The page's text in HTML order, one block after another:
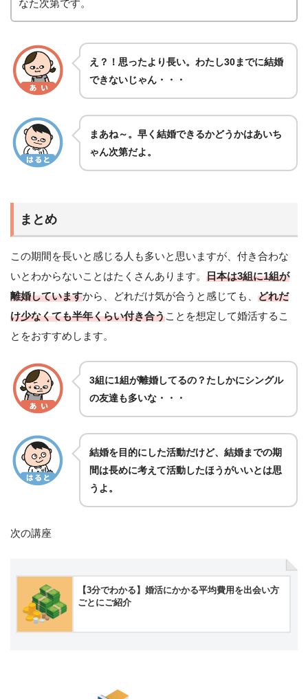
なた次第です。
え？！思ったより長い。わたし30までに結婚
できないじゃん・・・
まあね～。早く結婚できるかどうかはあいち
ゃん次第だよ。
まとめ
この期間を長いと感じる人も多いと思いますが、付き合わな
いとわからないことはたくさんあります。 日本は3組に1組が
離婚していますから、どれだけ気が合うと感じても、 どれだ
け少なくても半年くらい付き合うことを想定して婚活するこ
とをおすすめします。
3組に1組が離婚してるの？たしかにシングル
の友達も多いな・・・
結婚を目的にした活動だけど、結婚までの期
間は長めに考えて活動したほうがいいとは思
うよ。
次の講座
【3分でわかる】婚活にかかる平均費用を出会い方
ごとにご紹介